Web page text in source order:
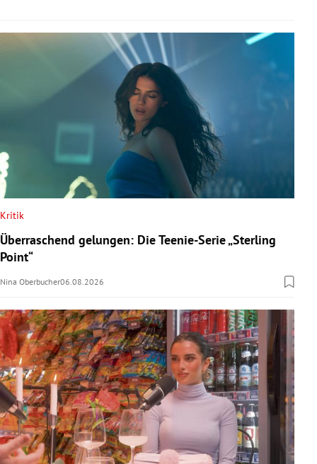
Kritik
Überraschend gelungen: Die Teenie-Serie „Sterling
Point“
Nina Oberbucher06.08.2026